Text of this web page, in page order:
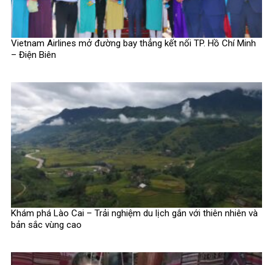
Vietnam Airlines mở đường bay thẳng kết nối TP. Hồ Chí Minh
– Điện Biên
Khám phá Lào Cai – Trải nghiệm du lịch gắn với thiên nhiên và
bản sắc vùng cao